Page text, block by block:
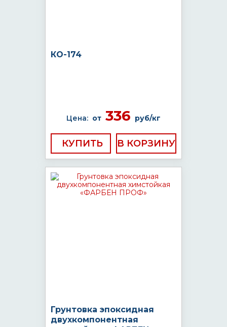
КО-174
Цена: от 336 руб/кг
КУПИТЬ
Грунтовка эпоксидная
двухкомпонентная